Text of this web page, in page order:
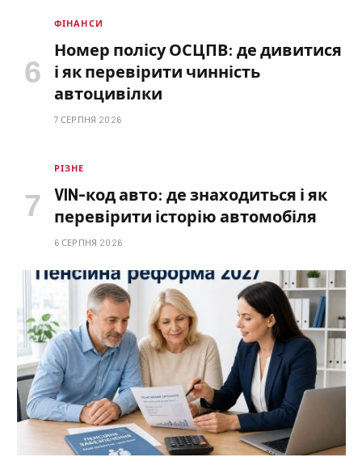
ФІНАНСИ
Номер полісу ОСЦПВ: де дивитися
і як перевірити чинність
автоцивілки
7 СЕРПНЯ 2026
РІЗНЕ
VIN-код авто: де знаходиться і як
перевірити історію автомобіля
6 СЕРПНЯ 2026